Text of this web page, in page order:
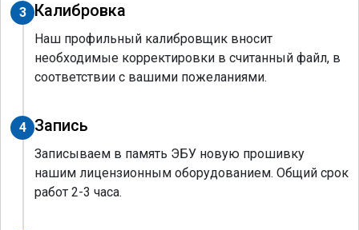
3 Калибровка
Наш профильный калибровщик вносит
необходимые корректировки в считанный файл, в
соответствии с вашими пожеланиями.
4 Запись
Записываем в память ЭБУ новую прошивку
нашим лицензионным оборудованием. Общий срок
работ 2-3 часа.